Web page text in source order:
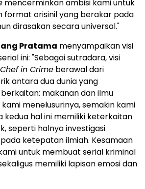
mencerminkan ambisi kami untuk
format orisinil yang berakar pada
dirasakan secara universal."
Pratama menyampaikan visi
ini: "Sebagai sutradara, visi
in Crime berawal dari
antara dua dunia yang
makanan dan ilmu
menelusurinya, semakin kami
kedua hal ini memiliki keterkaitan
seperti halnya investigasi
ketepatan ilmiah. Kesamaan
untuk membuat serial kriminal
memiliki lapisan emosi dan